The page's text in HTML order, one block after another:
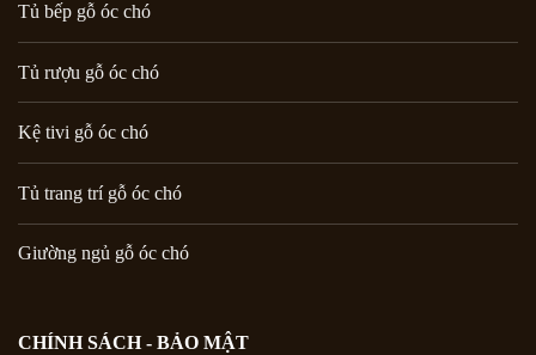
Tủ bếp gỗ óc chó
Tủ rượu gỗ óc chó
Kệ tivi gỗ óc chó
Tủ trang trí gỗ óc chó
Giường ngủ gỗ óc chó
CHÍNH SÁCH - BẢO MẬT